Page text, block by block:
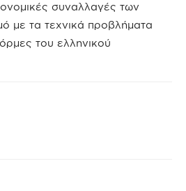
συναλλαγές των
με τα τεχνικά προβλήματα
του ελληνικού